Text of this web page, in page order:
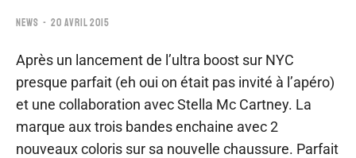
NEWS 20 AVRIL 2015
Après un lancement de l’ultra boost sur NYC
presque parfait (eh oui on était pas invité à l’apéro)
et une collaboration avec Stella Mc Cartney. La
marque aux trois bandes enchaine avec 2
nouveaux coloris sur sa nouvelle chaussure. Parfait